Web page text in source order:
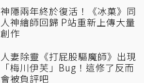
神隱兩年終於復活！《冰菓》同
人神繪師回歸 P站重新上傳大量
創作
人妻除靈《打屁股驅魔師》出現
「梅川伊芙」Bug！這修了反而
會被負評吧